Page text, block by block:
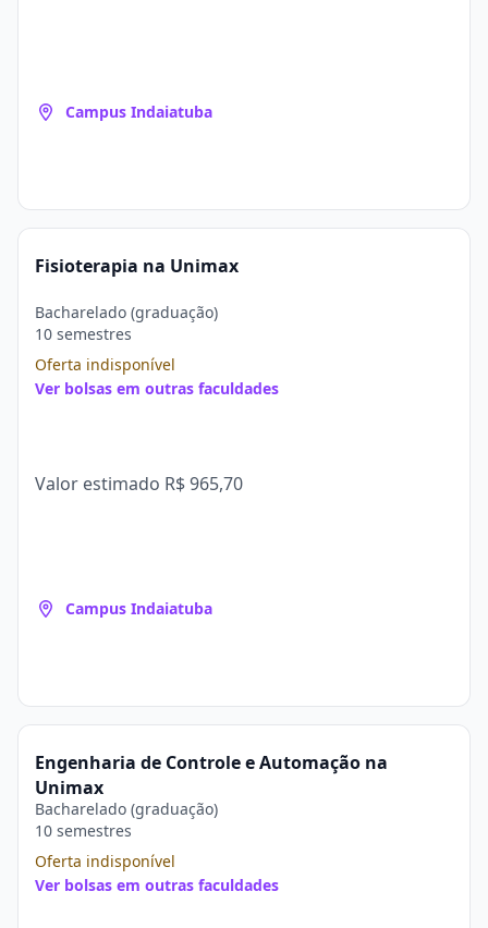
Campus Indaiatuba
Fisioterapia na Unimax
Bacharelado (graduação)
10 semestres
Oferta indisponível
Ver bolsas em outras faculdades
Valor estimado R$ 965,70
Campus Indaiatuba
Engenharia de Controle e Automação na
Unimax
Bacharelado (graduação)
10 semestres
Oferta indisponível
Ver bolsas em outras faculdades